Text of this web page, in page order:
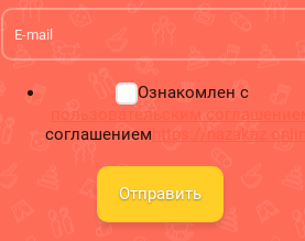
Ознакомлен с
пользовательским
соглашением https://
Отправить